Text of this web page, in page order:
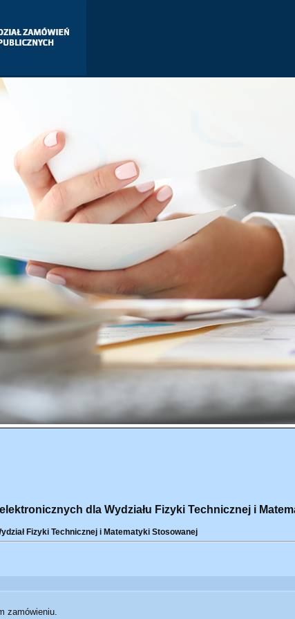
dla Wydziału Fizyki Technicznej i
Fizyki Technicznej i Matematyki Stosowanej
zamówieniu.